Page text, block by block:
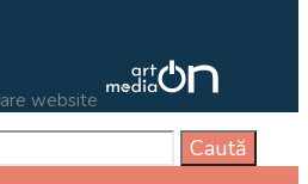
website
Caută